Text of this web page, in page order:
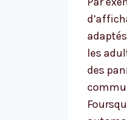
les
des